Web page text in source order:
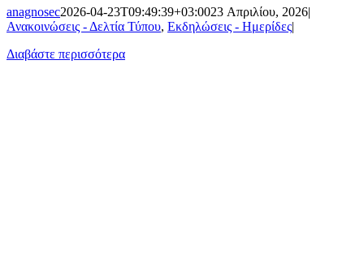
anagnosec2026-04-23T09:49:39+03:0023 Απριλίου, 2026|
Ανακοινώσεις - Δελτία Τύπου, Εκδηλώσεις - Ημερίδες|
Διαβάστε περισσότερα